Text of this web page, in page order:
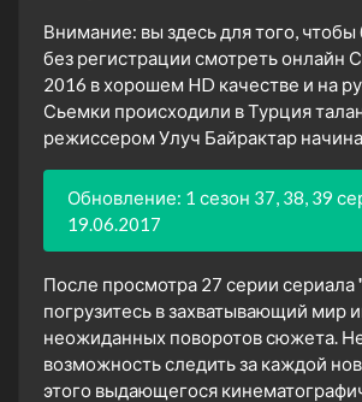
Внимание: вы здесь для того, чтобы
без регистрации смотреть онлайн
2016 в хорошем HD качестве и на
Сьемки происходили в Турция
режиссером Улуч Байрактар
Обновление: 1 сезон 37, 38, 39
19.06.2017
После просмотра 27 серии сериала
погрузитесь в захватывающий мир
неожиданных поворотов сюжета.
возможность следить за каждой
этого выдающегося